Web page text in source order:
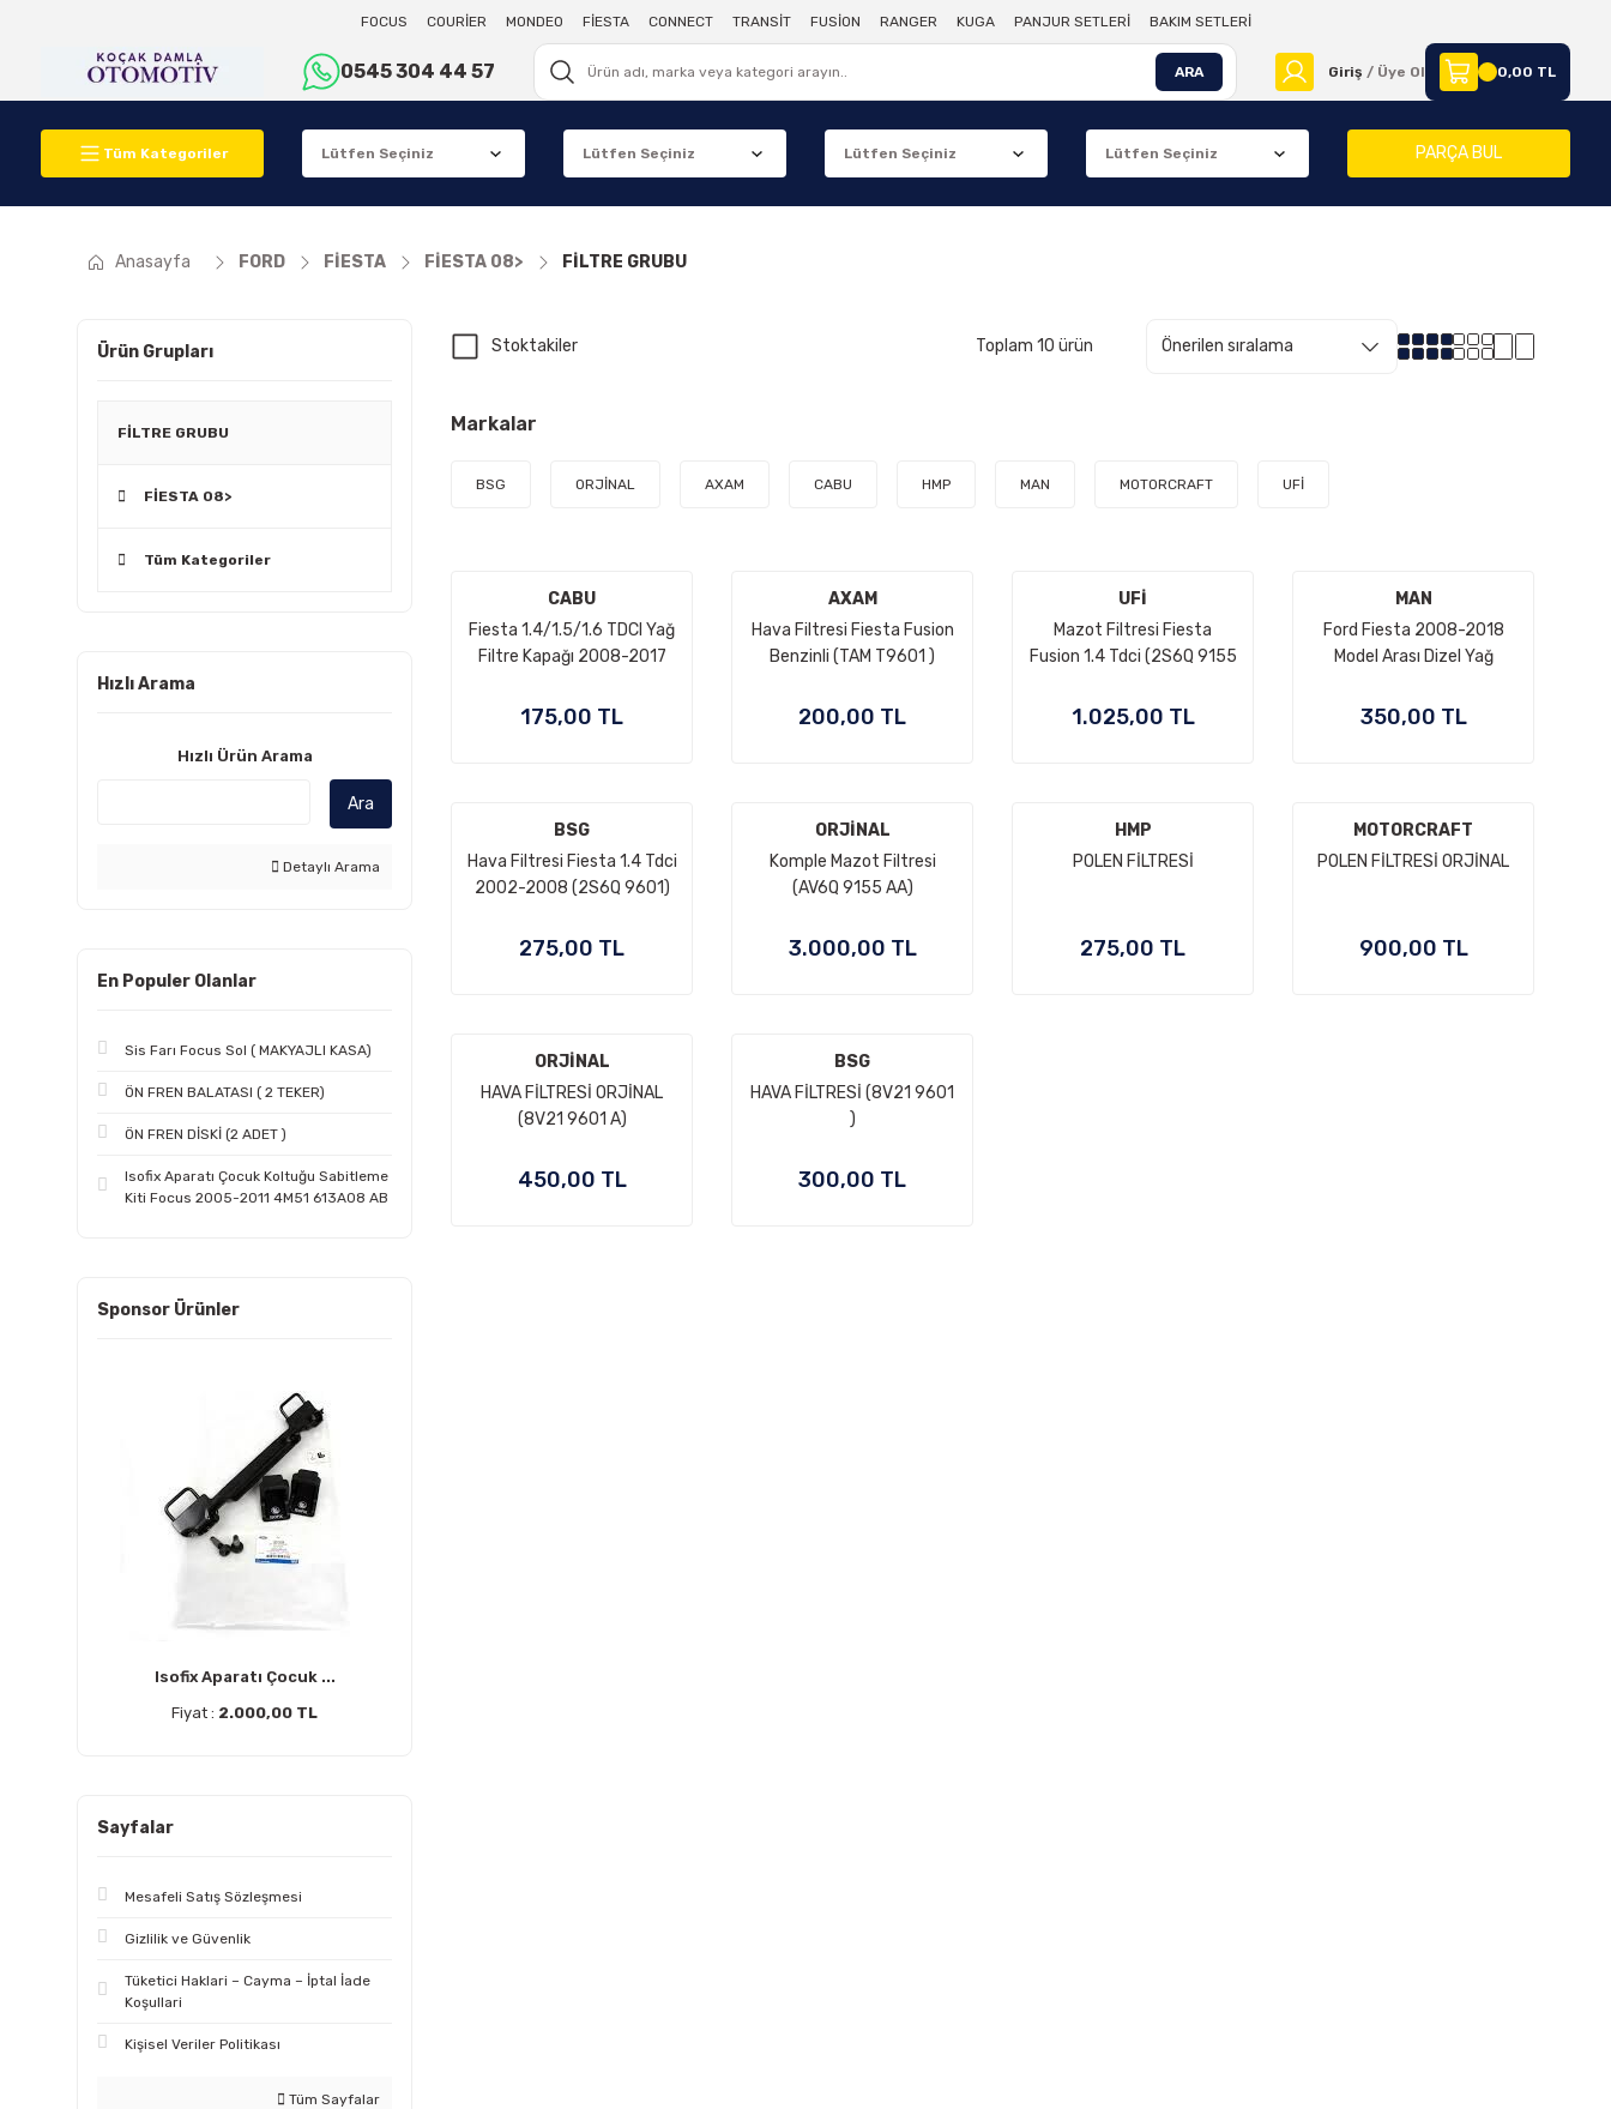
FOCUS COURİER MONDEO FİESTA CONNECT TRANSİT FUSİON RANGER KUGA PANJUR SETLERİ BAKIM SETLERİ
0545 304 44 57 ARA Giriş / Üye Ol 0,00 TL
Tüm Kategoriler PARÇA BUL
Anasayfa FORD FİESTA FİESTA 08> FİLTRE GRUBU
Ürün Grupları
FİLTRE GRUBU
FİESTA 08>
Tüm Kategoriler
Hızlı Arama
Hızlı Ürün Arama
Ara
Detaylı Arama
En Populer Olanlar
Sis Farı Focus Sol ( MAKYAJLI KASA)
ÖN FREN BALATASI ( 2 TEKER)
ÖN FREN DİSKİ (2 ADET )
Isofix Aparatı Çocuk Koltuğu Sabitleme
Kiti Focus 2005-2011 4M51 613A08 AB
Sponsor Ürünler
Isofix Aparatı Çocuk ...
Fiyat : 2.000,00 TL
Sayfalar
Mesafeli Satış Sözleşmesi
Gizlilik ve Güvenlik
Tüketici Haklari – Cayma – İptal İade
Koşullari
Kişisel Veriler Politikası
Tüm Sayfalar
Stoktakiler Toplam 10 ürün
Markalar
BSG ORJİNAL AXAM CABU HMP MAN MOTORCRAFT UFİ
CABU
Fiesta 1.4/1.5/1.6 TDCI Yağ
Filtre Kapağı 2008-2017
175,00 TL
AXAM
Hava Filtresi Fiesta Fusion
Benzinli (TAM T9601 )
200,00 TL
UFİ
Mazot Filtresi Fiesta
Fusion 1.4 Tdci (2S6Q 9155
1.025,00 TL
MAN
Ford Fiesta 2008-2018
Model Arası Dizel Yağ
350,00 TL
BSG
Hava Filtresi Fiesta 1.4 Tdci
2002-2008 (2S6Q 9601)
275,00 TL
ORJİNAL
Komple Mazot Filtresi
(AV6Q 9155 AA)
3.000,00 TL
HMP
POLEN FİLTRESİ
275,00 TL
MOTORCRAFT
POLEN FİLTRESİ ORJİNAL
900,00 TL
ORJİNAL
HAVA FİLTRESİ ORJİNAL
(8V21 9601 A)
450,00 TL
BSG
HAVA FİLTRESİ (8V21 9601
)
300,00 TL